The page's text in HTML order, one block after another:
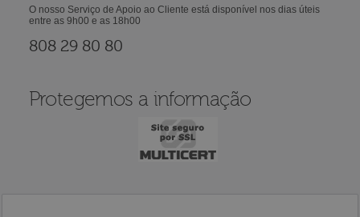
O nosso Serviço de Apoio ao Cliente está disponível nos dias úteis
entre as 9h00 e as 18h00
808 29 80 80
Protegemos a informação